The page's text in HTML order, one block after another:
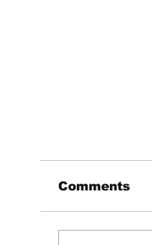
Comments